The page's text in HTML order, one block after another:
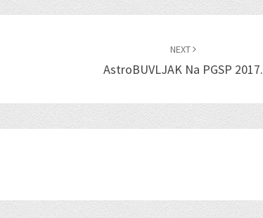
NEXT
AstroBUVLJAK Na PGSP 2017.